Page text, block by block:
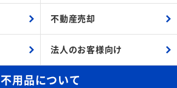
不動産売却
法人のお客様向け
不用品について